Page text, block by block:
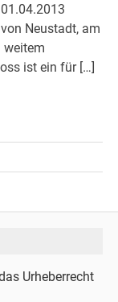
Neustadt, am
weitem
ist ein für […]
Urheberrecht